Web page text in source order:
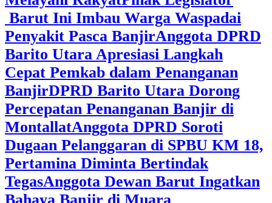
Barut Ini Imbau Warga Waspadai
Penyakit Pasca BanjirAnggota DPRD
Barito Utara Apresiasi Langkah
Cepat Pemkab dalam Penanganan
BanjirDPRD Barito Utara Dorong
Percepatan Penanganan Banjir di
MontallatAnggota DPRD Soroti
Dugaan Pelanggaran di SPBU KM 18,
Pertamina Diminta Bertindak
TegasAnggota Dewan Barut Ingatkan